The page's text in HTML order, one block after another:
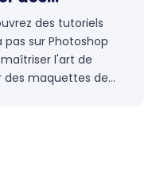
de site
sur
des tutoriels
pas sur Photoshop
l'art de
des maquettes de